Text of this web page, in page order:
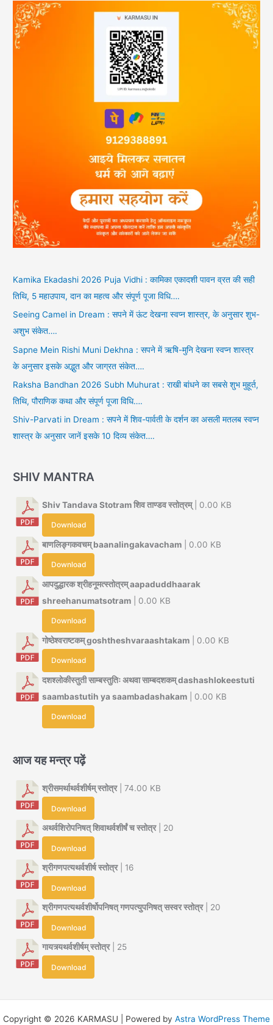
Kamika Ekadashi 2026 Puja Vidhi : कामिका एकादशी पावन व्रत की सही
तिथि, 5 महाउपाय, दान का महत्व और संपूर्ण पूजा विधि….
Seeing Camel in Dream : सपने में ऊंट देखना स्वप्न शास्त्र, के अनुसार शुभ-
अशुभ संकेत….
Sapne Mein Rishi Muni Dekhna : सपने में ऋषि-मुनि देखना स्वप्न शास्त्र
के अनुसार इसके अद्भुत और जाग्रत संकेत….
Raksha Bandhan 2026 Subh Muhurat : राखी बांधने का सबसे शुभ मुहूर्त,
तिथि, पौराणिक कथा और संपूर्ण पूजा विधि….
Shiv-Parvati in Dream : सपने में शिव-पार्वती के दर्शन का असली मतलब स्वप्न
शास्त्र के अनुसार जानें इसके 10 दिव्य संकेत….
SHIV MANTRA
Shiv Tandava Stotram शिव ताण्डव स्तोत्रम्| 0.00 KB
Download
बाणलिङ्गकवचम् baanalingakavacham | 0.00 KB
Download
आपदुद्धारक श्रीहनूमत्स्तोत्रम् aapaduddhaarak
shreehanumatsotram | 0.00 KB
Download
गोष्ठेश्वराष्टकम् goshtheshvaraashtakam | 0.00 KB
Download
दशश्लोकीस्तुती साम्बस्तुतिः अथवा साम्बदशकम् dashashlokeestuti
saambastutih ya saambadashakam | 0.00 KB
Download
आज यह मन्त्र पढ़ें
श्रीसमर्थाथर्वशीर्षम् स्तोत्र| 74.00 KB
Download
अथर्वशिरोपनिषत् शिवाथर्वशीर्षं च स्तोत्र| 20
Download
श्रीगणपत्यथर्वशीर्ष स्तोत्र| 16
Download
श्रीगणपत्यथर्वशीर्षोपनिषत् गणपत्युपनिषत् सस्वर स्तोत्र| 20
Download
गायत्र्यथर्वशीर्षम् स्तोत्र| 25
Download
Copyright © 2026 KARMASU | Powered by Astra WordPress Theme